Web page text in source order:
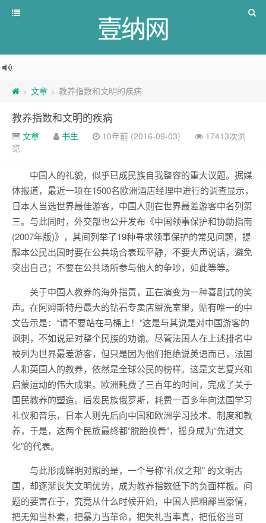
壹纳网
> 文章 > 教养指数和文明的疾病
教养指数和文明的疾病
文章 书生 10年前 (2016-09-03)
17413次浏
览
中国人的礼貌，似乎已成民族自我整容的重大议题。据媒
体报道，最近一项在1500名欧洲酒店经理中进行的调查显示，
日本人当选世界最佳游客，中国人则在世界最差游客中名列第
三。与此同时，外交部也公开发布《中国领事保护和协助指南
(2007年版)》，其间列举了19种寻求领事保护的常见问题，提
醒本公民出国时要在公共场合表现平静，不要大声说话，避免
突出自己；不要在公共场所参与他人的争吵，如此等等。
关于中国人教养的海外指责，正在演变为一种喜剧式的笑
声。在阿姆斯特丹最大的钻石专卖店盥洗室里，贴有唯一的中
文告示是：“请不要站在马桶上！”这是与其说是对中国游客的
讽刺，不如说是对整个民族的劝谕。尽管法国人在上述排名中
被列为世界最差游客，但只是因为他们拒绝说英语而已，法国
人和英国人的教养，依然是全球公民的榜样。这是文艺复兴和
启蒙运动的伟大成果。欧洲耗费了三百年的时间，完成了关于
国民教养的塑造。后发民族俄罗斯，耗费一百多年向法国学习
礼仪和音乐，日本人则先后向中国和欧洲学习技术、制度和教
养，于是，这两个民族最终都“脱胎换骨”，摇身成为“先进文
化”的代表。
与此形成鲜明对照的是，一个号称“礼仪之邦” 的文明古
国，却逐渐丧失文明优势，成为教养指数低下的负面样板。问
题的要害在于，究竟从什么时候开始，中国人把粗鄙当豪情，
把无知当朴素，把暴力当革命，把失礼当率真，把低俗当可